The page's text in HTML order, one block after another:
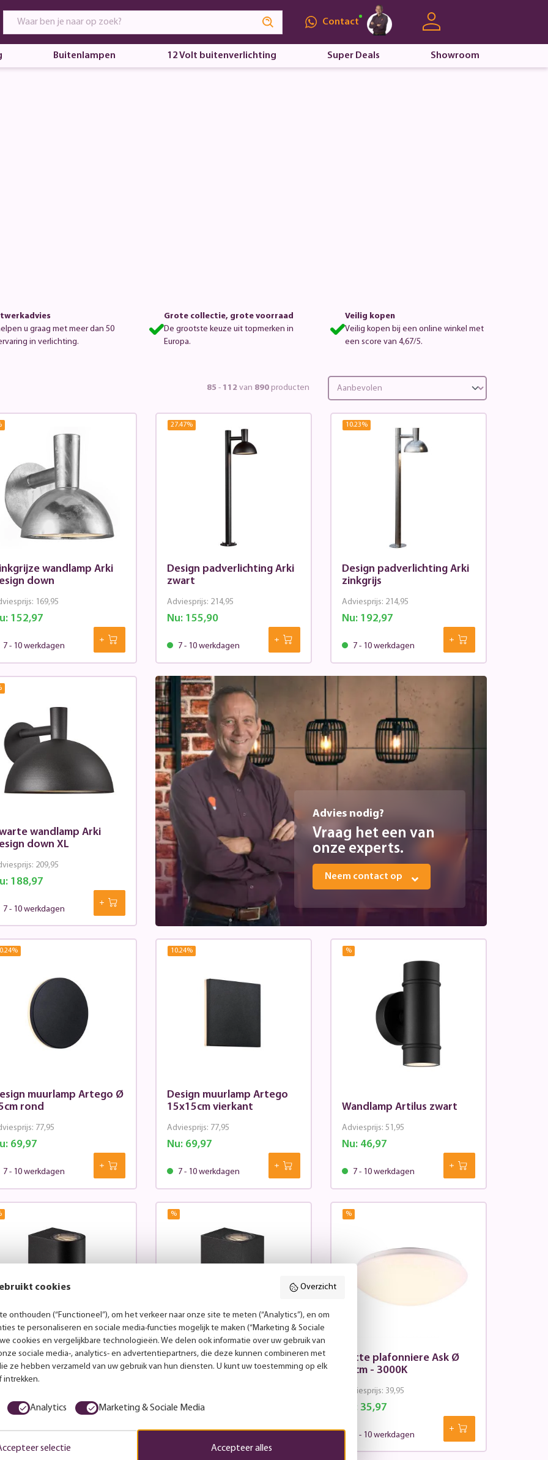
Contact
Buitenlampen 12 Volt buitenverlichting Super Deals Showroom
u graag met meer dan 50
in verlichting.
Grote collectie, grote voorraad
De grootste keuze uit topmerken in
Europa.
Veilig kopen
Veilig kopen bij een online winkel met
een score van 4,67/5.
85 - 112 van 890 producten
wandlamp Arki
down
152,97
169,95
7 - 10 werkdagen
27.47%
Design padverlichting Arki
zwart
Nu:155,90
Adviesprijs: 214,95
7 - 10 werkdagen
10.23%
Design padverlichting Arki
zinkgrijs
Nu:192,97
Adviesprijs: 214,95
7 - 10 werkdagen
wandlamp Arki
down XL
188,97
209,95
7 - 10 werkdagen
Advies nodig?
Vraag het een van
onze experts.
Neem contact op
%
muurlamp Artego Ø
rond
69,97
77,95
7 - 10 werkdagen
10.24%
Design muurlamp Artego
15x15cm vierkant
Nu:69,97
Adviesprijs: 77,95
7 - 10 werkdagen
%
Wandlamp Artilus zwart
Nu:46,97
Adviesprijs: 51,95
7 - 10 werkdagen
& Downlighter Asbol
afgerond
62,97
%
Up & Downlighter Asbol
zwart hoekig
Nu:62,97
%
Witte plafonniere Ask Ø
28cm - 3000K
Nu:35,97
Adviesprijs: 39,95
7 - 10 werkdagen
cookies Overzicht
onthouden (“Functioneel”), om het verkeer naar onze site te meten (“Analytics”), en om
te personaliseren en sociale media-functies mogelijk te maken (“Marketing & Sociale
cookies en vergelijkbare technologieën. We delen ook informatie over uw gebruik van
sociale media-, analytics- en advertentiepartners, die deze kunnen combineren met
ze hebben verzameld van uw gebruik van hun diensten. U kunt uw toestemming op elk
intrekken.
Analytics Marketing & Sociale Media
selectie Accepteer alles